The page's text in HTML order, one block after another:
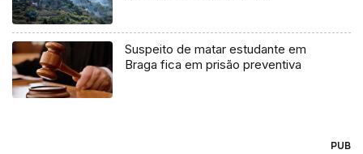
Suspeito de matar estudante em
Braga fica em prisão preventiva
PUB